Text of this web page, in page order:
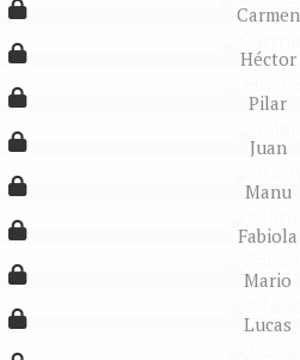
Carmen
Héctor
Pilar
Juan
Manu
Fabiola
Mario
Lucas